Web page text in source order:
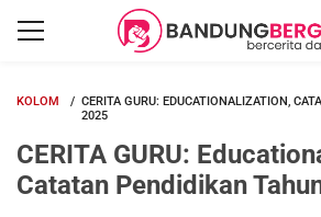
KOLOM
CERITA GURU: EDUCATIONALIZATION,
2025
CERITA GURU:
Catatan Pendidikan